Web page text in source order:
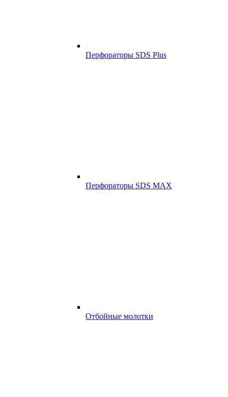
Перфораторы SDS Plus
Перфораторы SDS MAX
Отбойные молотки